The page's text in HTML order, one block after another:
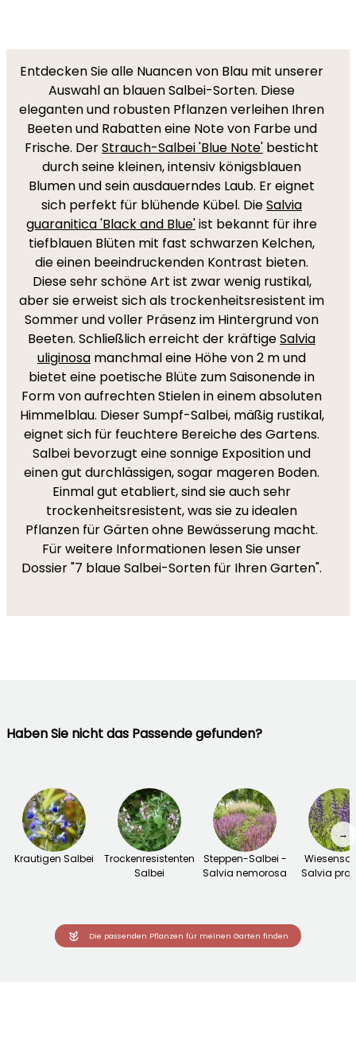
Entdecken Sie alle Nuancen von Blau mit unserer
Auswahl an blauen Salbei-Sorten. Diese
eleganten und robusten Pflanzen verleihen Ihren
Beeten und Rabatten eine Note von Farbe und
Frische. DerStrauch-Salbei 'Blue Note' besticht
durch seine kleinen, intensiv königsblauen
Blumen und sein ausdauerndes Laub. Er eignet
sich perfekt für blühende Kübel. DieSalvia
guaranitica 'Black and Blue'ist bekannt für ihre
tiefblauen Blüten mit fast schwarzen Kelchen,
die einen beeindruckenden Kontrast bieten.
Diese sehr schöne Art ist zwar wenig rustikal,
aber sie erweist sich als trockenheitsresistent im
Sommer und voller Präsenz im Hintergrund von
Beeten. Schließlich erreicht der kräftigeSalvia
uliginosa manchmal eine Höhe von 2 m und
bietet eine poetische Blüte zum Saisonende in
Form von aufrechten Stielen in einem absoluten
Himmelblau. Dieser Sumpf-Salbei, mäßig rustikal,
eignet sich für feuchtere Bereiche des Gartens.
Salbei bevorzugt eine sonnige Exposition und
einen gut durchlässigen, sogar mageren Boden.
Einmal gut etabliert, sind sie auch sehr
trockenheitsresistent, was sie zu idealen
Pflanzen für Gärten ohne Bewässerung macht.
Für weitere Informationen lesen Sie unser
Dossier "7 blaue Salbei-Sorten für Ihren Garten".
Haben Sie nicht das Passende gefunden?
Krautigen Salbei
Trockenresistenten
Salbei
Steppen-Salbei -
Salvia nemorosa
Salvia
→
Die passenden Pflanzen für meinen Garten finden